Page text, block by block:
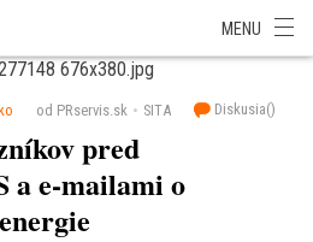
MENU
od PRservis.sk SITA Diskusia()
pred
a e-mailami o